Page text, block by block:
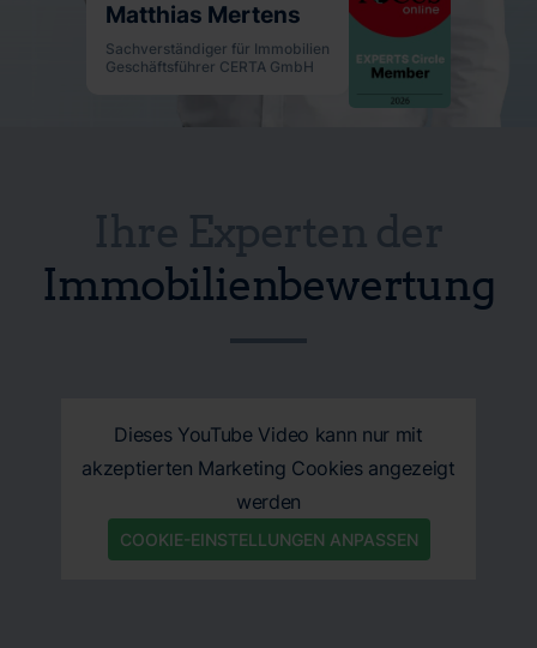
Matthias Mertens
Sachverständiger für Immobilien
Geschäftsführer CERTA GmbH
Dieses YouTube Video kann nur mit
akzeptierten Marketing Cookies angezeigt
werden
COOKIE-EINSTELLUNGEN ANPASSEN
Ihre Experten der
Immobilienbewertung